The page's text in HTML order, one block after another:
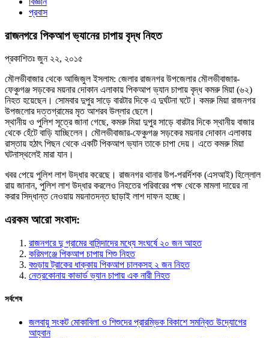
প্রবাস
রাজনগরে পিকআপ ভ্যানের চাপায় বৃদ্ধ নিহত
প্রকাশিতঃ জুন ২২, ২০১৫
মৌলভীবাজার থেকে আজিজুল ইসলাম: জেলার রাজনগর উপজেলার মৌলভীবাজার-
ফেঞ্চুগঞ্জ সড়কের ময়নার দোকান এলাকায় পিকআপ ভ্যান চাপায় বৃদ্ধ কমরু মিয়া (৬২)
নিহত হয়েছেন। সোমবার দুপুর সাড়ে বারটার দিকে এ দুর্ঘটনা ঘটে। কমরু মিয়া রাজনগর
উপজলোর দত্তগ্রামের মৃত আশরব উল্লার ছেলে।
স্থানীয় ও পুলিশ সূত্রে জানা গেছে, কমরু মিয়া দুপুর সাড়ে বারটার দিকে স্থানীয় বাজার
থেকে হেঁটে বাড়ি যাচ্ছিলেন। মৌলভীবাজার-ফেঞ্চুগঞ্জ সড়কের ময়নার দোকান এলাকায়
রাস্তায় হঠাৎ পিছন থেকে একটি পিকআপ ভ্যান তাকে চাপা দেয়। এতে কমরু মিয়া
ঘটনাস্থলেই মারা যান।
খবর পেয়ে পুলিশ লাশ উদ্ধার করেছে। রাজনগর থানার উপ-পরর্দিশক (এসআই) হিল্লোল
রায় জানান, পুলিশ লাশ উদ্ধার করলেও নিহতের পরিবারের পক্ষ থেকে মামলা দায়ের না
করার সিদ্ধান্ত নেওয়ায় ময়নাতদন্ত ছাড়াই লাশ দাফন হচ্ছে।
এরকম আরো সংবাদ:
রাজনগরে দু গ্রামের বাসিন্দাদের মধ্যে সংঘর্ষে ২০ জন আহত
করিমগঞ্জে পিকআপ চাপায় শিশু নিহত
বগুড়ায় ট্রাকের ধাক্কায় পিকআপ চালকসহ ২ জন নিহত
নেত্রকোনায় কাভার্ড ভ্যান চাপায় এক নারী নিহত
সর্বশেষ
জলবায়ু সংকট মোকাবিলা ও শিশুদের প্রারম্ভিক বিকাশে সমন্বিত উদ্যোগের
আহ্বান